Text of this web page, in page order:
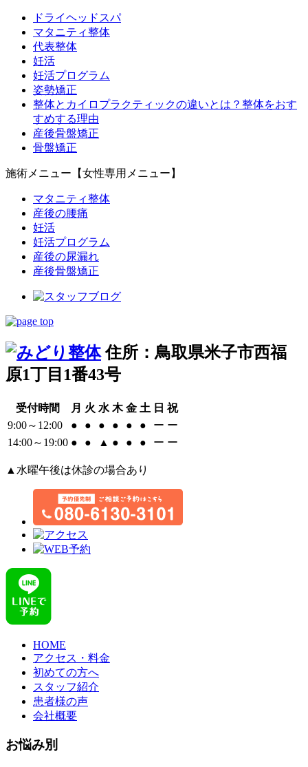
ドライヘッドスパ
マタニティ整体
代表整体
妊活
妊活プログラム
姿勢矯正
整体とカイロプラクティックの違いとは？整体をおす
すめする理由
産後骨盤矯正
骨盤矯正
施術メニュー【女性専用メニュー】
マタニティ整体
産後の腰痛
妊活
妊活プログラム
産後の尿漏れ
産後骨盤矯正
住所：鳥取県米子市西福
原1丁目1番43号
受付時間 月 火 水 木 金 土 日 祝
9:00～12:00
● ● ● ● ● ● ー ー
14:00～19:00 ● ● ▲ ● ● ● ー ー
▲水曜午後は休診の場合あり
HOME
アクセス・料金
初めての方へ
スタッフ紹介
患者様の声
会社概要
お悩み別